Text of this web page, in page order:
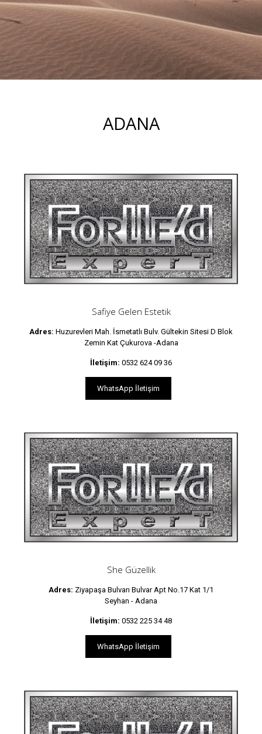
ADANA
Safiye Gelen Estetik
Adres: Huzurevleri Mah. İsmetatlı Bulv. Gültekin Sitesi D Blok
Zemin Kat Çukurova -Adana
İletişim: 0532 624 09 36
WhatsApp İletişim
She Güzellik
Adres: Ziyapaşa Bulvarı Bulvar Apt No.17 Kat 1/1
Seyhan - Adana
İletişim: 0532 225 34 48
WhatsApp İletişim